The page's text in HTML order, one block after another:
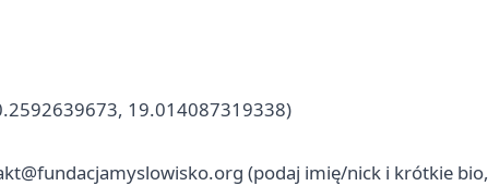
19.014087319338)
(podaj imię/nick i krótkie bio,